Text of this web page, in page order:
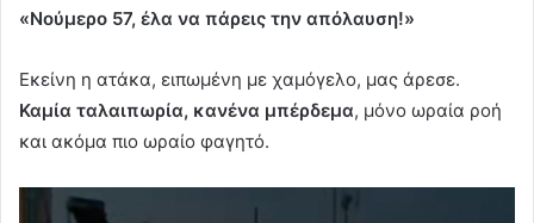
«Νούμερο 57, έλα να πάρεις την απόλαυση!»
Εκείνη η ατάκα, ειπωμένη με χαμόγελο, μας άρεσε.
Καμία ταλαιπωρία, κανένα μπέρδεμα, μόνο ωραία ροή
και ακόμα πιο ωραίο φαγητό.